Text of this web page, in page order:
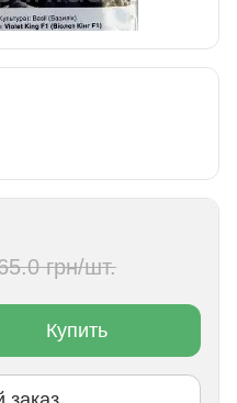
грн/шт.
Купить